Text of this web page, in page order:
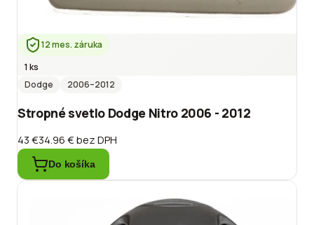
12 mes. záruka
1 ks
Dodge
2006–2012
Stropné svetlo Dodge Nitro 2006 - 2012
43 €34.96 €bez DPH
Do košíka